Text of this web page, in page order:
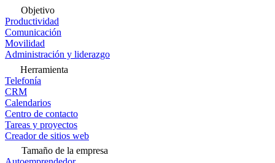
Objetivo
Productividad
Comunicación
Movilidad
Administración y liderazgo
Herramienta
Telefonía
CRM
Calendarios
Centro de contacto
Tareas y proyectos
Creador de sitios web
Tamaño de la empresa